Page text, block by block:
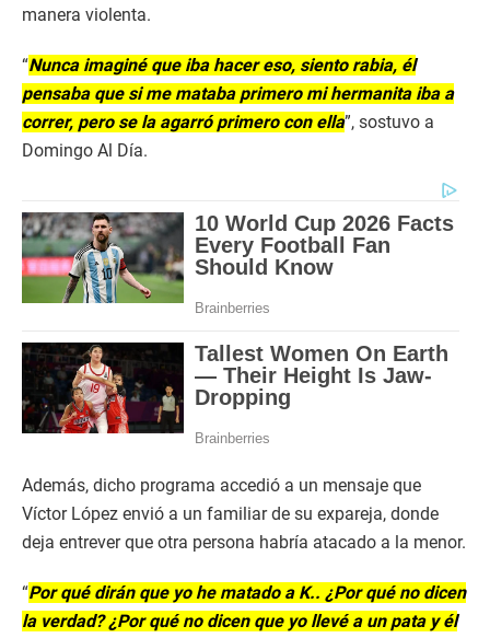
manera violenta.
“Nunca imaginé que iba hacer eso, siento rabia, él
pensaba que si me mataba primero mi hermanita iba a
correr, pero se la agarró primero con ella”, sostuvo a
Domingo Al Día.
Además, dicho programa accedió a un mensaje que
Víctor López envió a un familiar de su expareja, donde
deja entrever que otra persona habría atacado a la menor.
“Por qué dirán que yo he matado a K.. ¿Por qué no dicen
la verdad? ¿Por qué no dicen que yo llevé a un pata y él